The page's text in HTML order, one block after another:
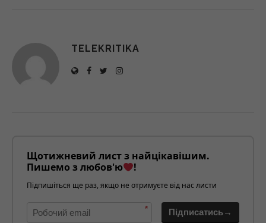
TELEKRITIKA
Щотижневий лист з найцікавішим.
Пишемо з любов'ю
!
Підпишіться ще раз, якщо не отримуєте від нас листи
* Підписатись→